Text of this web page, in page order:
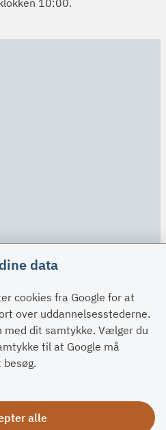
data
cookies fra Google for at
over uddannelsesstederne.
med dit samtykke. Vælger du
til at Google må
alle